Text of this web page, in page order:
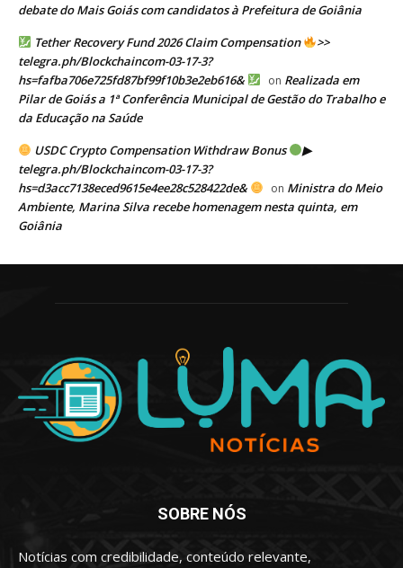
debate do Mais Goiás com candidatos à Prefeitura de Goiânia
Tether Recovery Fund 2026 Claim Compensation
>>
telegra.ph/Blockchaincom-03-17-3?
hs=fafba706e725fd87bf99f10b3e2eb616&
on Realizada em
Pilar de Goiás a 1ª Conferência Municipal de Gestão do Trabalho e
da Educação na Saúde
USDC Crypto Compensation Withdraw Bonus
▶
telegra.ph/Blockchaincom-03-17-3?
hs=d3acc7138eced9615e4ee28c528422de&
on Ministra do Meio
Ambiente, Marina Silva recebe homenagem nesta quinta, em
Goiânia
SOBRE NÓS
Notícias com credibilidade, conteúdo relevante,